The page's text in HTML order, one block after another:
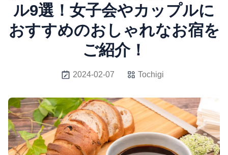
ル9選！女子会やカップルに
おすすめのおしゃれなお宿を
ご紹介！
2024-02-07 Tochigi